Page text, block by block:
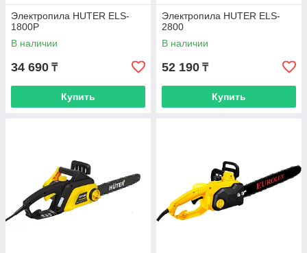
Электропила HUTER ELS-
1800P
В наличии
34 690 ₸
Купить
Электропила HUTER ELS-
2800
В наличии
52 190 ₸
Купить